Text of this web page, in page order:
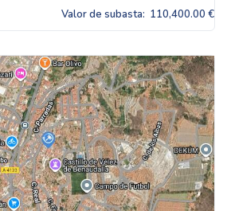
Valor de subasta: 110,400.00 €